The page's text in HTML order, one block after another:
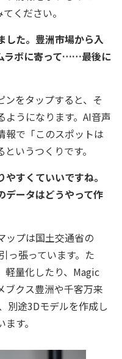
ください。
た。豊洲市場から入
ラボに寄って……最後に
をタップすると、そ
うになります。AI音声
報で「このスポットは
いうつくりです。
すくていいですね。
データはどうやって作
ップは国土交通省の
っ張っています。た
軽量化したり、Magic
ブクス豊洲や千客万来
別途3Dモデルを作成し
す。